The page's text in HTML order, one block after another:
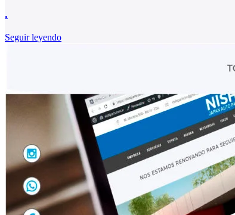
.
Seguir leyendo